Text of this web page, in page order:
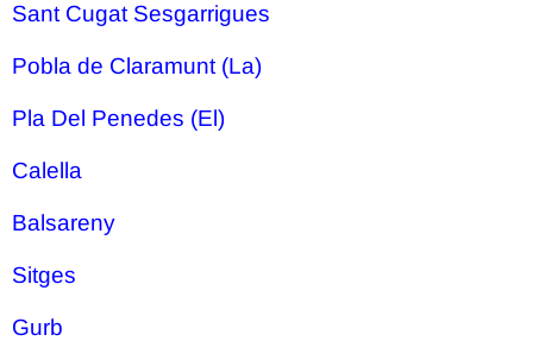
Sant Cugat Sesgarrigues
Pobla de Claramunt (La)
Pla Del Penedes (El)
Calella
Balsareny
Sitges
Gurb